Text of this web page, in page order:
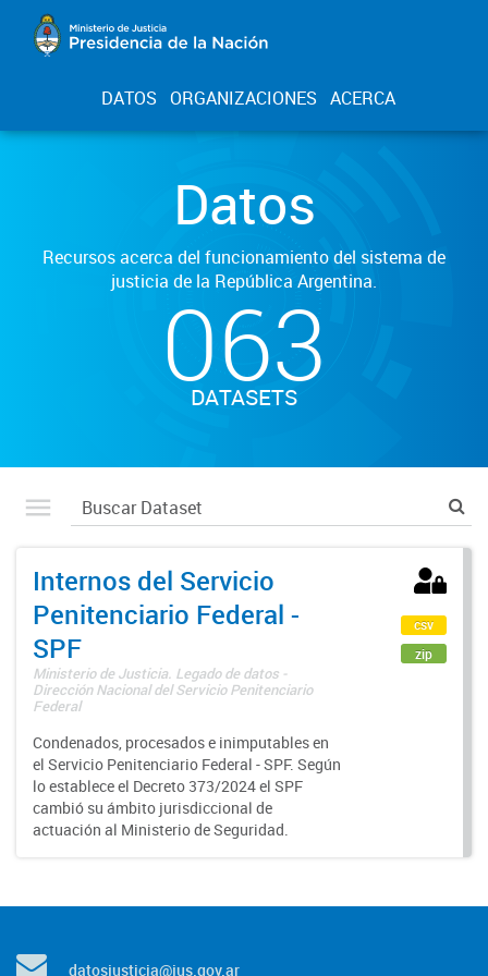
DATOS ORGANIZACIONES ACERCA
Datos
Recursos acerca del funcionamiento del sistema de
justicia de la República Argentina.
063
DATASETS
Internos del Servicio
Penitenciario Federal -
SPF
Ministerio de Justicia. Legado de datos -
Dirección Nacional del Servicio Penitenciario
Federal
Condenados, procesados e inimputables en
el Servicio Penitenciario Federal - SPF. Según
lo establece el Decreto 373/2024 el SPF
cambió su ámbito jurisdiccional de
actuación al Ministerio de Seguridad.
csv
zip
datosjusticia@jus.gov.ar